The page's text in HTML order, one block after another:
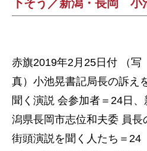
下そう／新潟・長岡 小
赤旗2019年2月25日付 （写
真）小池晃書記局長の訴え
聞く演説 会参加者＝24日、
潟県長岡市志位和夫委 員長
街頭演説を聞く人たち＝24